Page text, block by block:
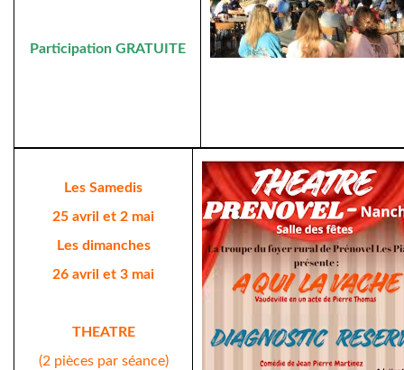
Participation GRATUITE
Les Samedis
25 avril et 2 mai
Les dimanches
26 avril et 3 mai
THEATRE
(2 pièces par séance)